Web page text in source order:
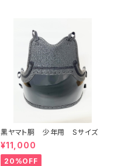
黒ヤマト胴 少年用 Sサイズ
¥11,000
20%OFF